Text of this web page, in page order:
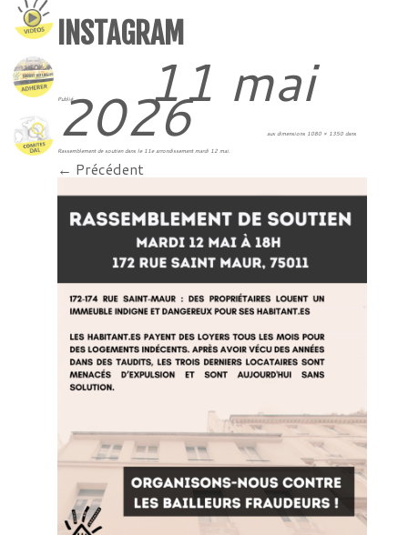
INSTAGRAM
Publié 11 mai
2026 aux dimensions 1080 × 1350 dans
Rassemblement de soutien dans le 11e arrondissement mardi 12 mai.
← Précédent